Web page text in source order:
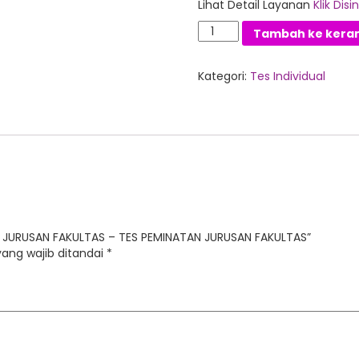
Lihat Detail LayananKlik
Kuantitas
MEMILIH
FAKULTAS
JURUSAN
Tambah ke
Kategori: Tes Individual
FAKULTAS – TES PEMINATAN JURUSAN FAKULTAS”
wajib ditandai *